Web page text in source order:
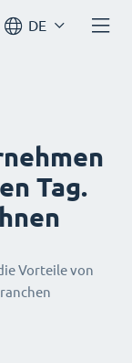
DE
Tag.
Vorteile von